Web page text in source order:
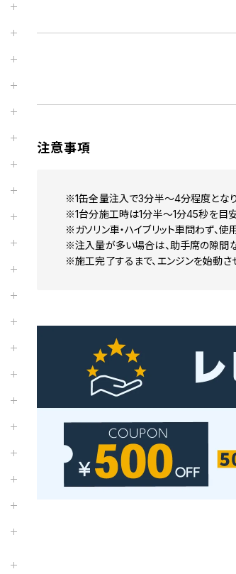
注意事項
※1缶全量注入で3分半～4分程度となり
※1台分施工時は1分半～1分45秒を目安
※ガソリン車・ハイブリット車問わず、使
※注入量が多い場合は、助手席の隙間
※施工完了するまで、エンジンを始動さ